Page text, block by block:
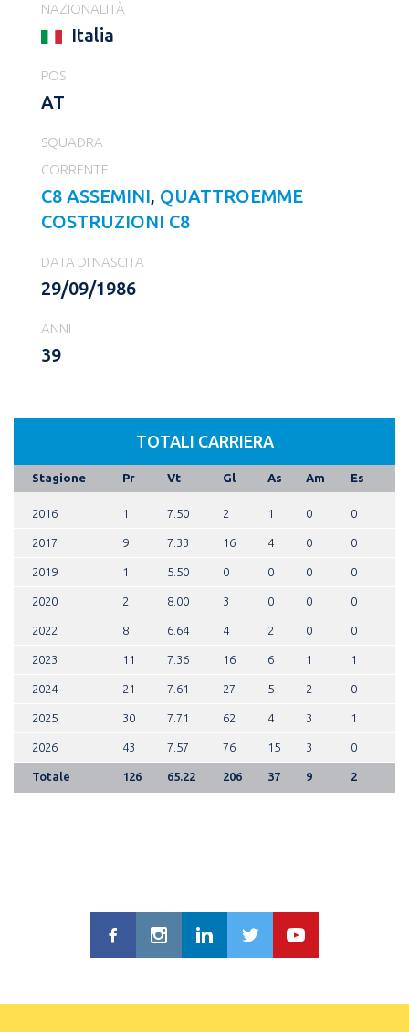
NAZIONALITÀ
Italia
POS
AT
SQUADRA
CORRENTE
C8 ASSEMINI, QUATTROEMME
COSTRUZIONI C8
DATA DI NASCITA
29/09/1986
ANNI
39
TOTALI CARRIERA
Stagione Pr Vt Gl As Am Es
2016 1 7.50 2 1 0 0
2017 9 7.33 16 4 0 0
2019 1 5.50 0 0 0 0
2020 2 8.00 3 0 0 0
2022 8 6.64 4 2 0 0
2023 11 7.36 16 6 1 1
2024 21 7.61 27 5 2 0
2025 30 7.71 62 4 3 1
2026 43 7.57 76 15 3 0
Totale 126 65.22 206 37 9 2